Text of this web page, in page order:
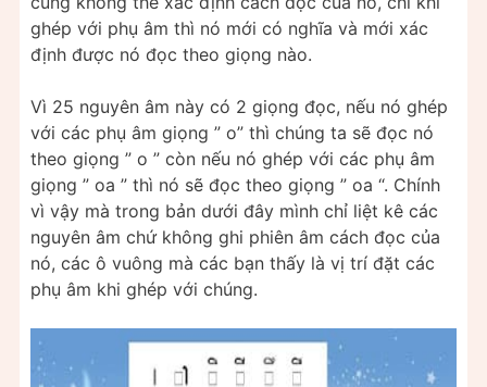
ghép với phụ âm thì nó mới có nghĩa và mới xác
định được nó đọc theo giọng nào.
Vì 25 nguyên âm này có 2 giọng đọc, nếu nó ghép
với các phụ âm giọng ” o” thì chúng ta sẽ đọc nó
theo giọng ” o ” còn nếu nó ghép với các phụ âm
giọng ” oa ” thì nó sẽ đọc theo giọng ” oa “. Chính
vì vậy mà trong bản dưới đây mình chỉ liệt kê các
nguyên âm chứ không ghi phiên âm cách đọc của
nó, các ô vuông mà các bạn thấy là vị trí đặt các
phụ âm khi ghép với chúng.